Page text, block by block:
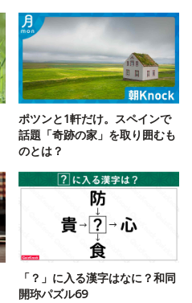
ポツンと1軒だけ。スペインで
話題「奇跡の家」を取り囲むも
のとは？
「？」に入る漢字はなに？和同
開珎パズル69